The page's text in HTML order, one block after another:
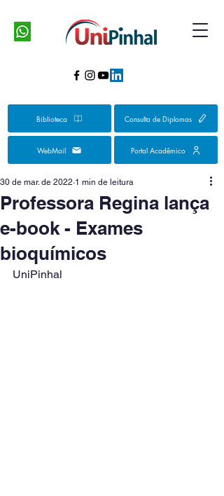
Biblioteca Consulta de Diplomas
WebMail Portal Acadêmico
Professora Regina lança
e-book - Exames
bioquímicos
30 de mar. de 2022 1 min de leitura
UniPinhal